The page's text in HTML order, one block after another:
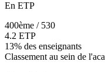
En ETP
400ème / 530
4.2 ETP
13% des enseignants
Classement au sein de